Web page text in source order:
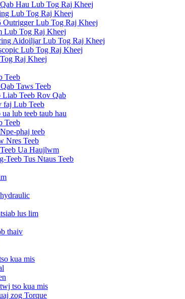
Hau Lub Tog Raj Kheej
Lub Tog Raj Kheej
Outrigger Lub Tog Raj Kheej
Lub Tog Raj Kheej
Aidoiljar Lub Tog Raj Kheej
Lub Tog Raj Kheej
Raj Kheej
Teeb
Taws Teeb
Liab Teeb Rov Qab
faj Lub Teeb
ua lub teeb taub hau
Teeb
phaj teeb
Nres Teeb
Ua Haujlwm
Teeb Tus Ntaus Teeb
lus lim
thaiv
kua mis
tso kua mis
zog Torque